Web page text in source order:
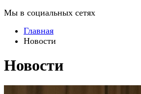
Мы в социальных сетях
Главная
Новости
Новости